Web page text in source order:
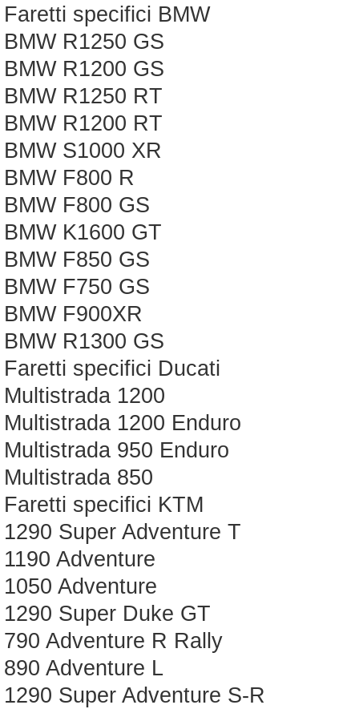
Faretti specifici BMW
BMW R1250 GS
BMW R1200 GS
BMW R1250 RT
BMW R1200 RT
BMW S1000 XR
BMW F800 R
BMW F800 GS
BMW K1600 GT
BMW F850 GS
BMW F750 GS
BMW F900XR
BMW R1300 GS
Faretti specifici Ducati
Multistrada 1200
Multistrada 1200 Enduro
Multistrada 950 Enduro
Multistrada 850
Faretti specifici KTM
1290 Super Adventure T
1190 Adventure
1050 Adventure
1290 Super Duke GT
790 Adventure R Rally
890 Adventure L
1290 Super Adventure S-R